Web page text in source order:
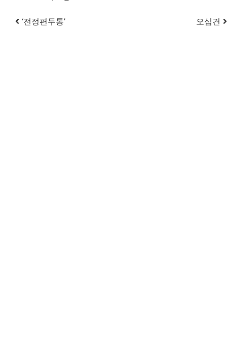
Post navigation
‘전정편두통’ 오십견